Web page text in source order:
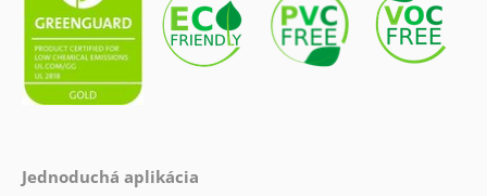
Jednoduchá aplikácia